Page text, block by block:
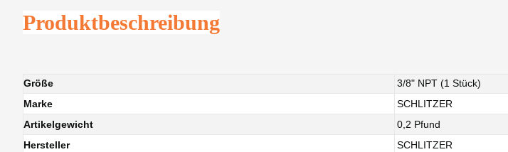
Produktbeschreibung
Größe
3/8" NPT (1 Stück)
Marke
SCHLITZER
Artikelgewicht
0,2 Pfund
Hersteller
SCHLITZER